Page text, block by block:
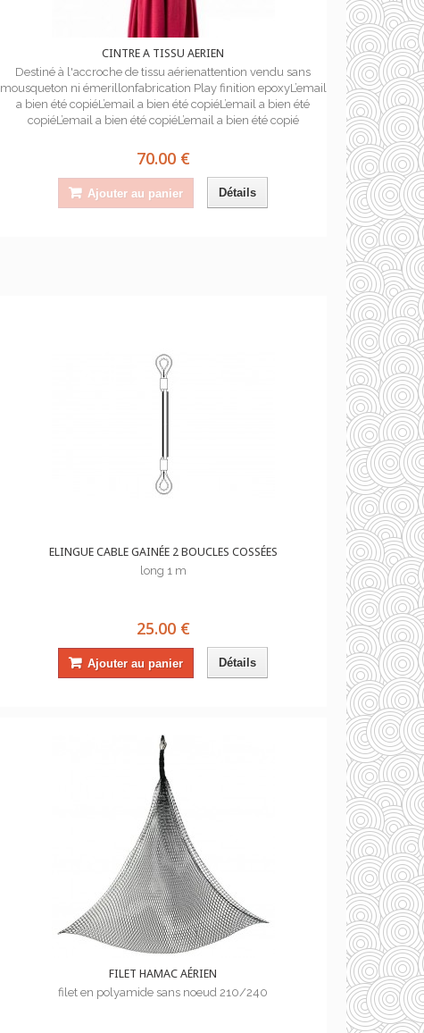
CINTRE A TISSU AERIEN
Destiné à l'accroche de tissu aérienattention vendu sans
mousqueton ni émerillonfabrication Play finition epoxyL’email
a bien été copiéL’email a bien été copiéL’email a bien été
copiéL’email a bien été copiéL’email a bien été copié
70.00 €
Ajouter au panier Détails
ELINGUE CABLE GAINÉE 2 BOUCLES COSSÉES
long 1 m
25.00 €
Ajouter au panier Détails
FILET HAMAC AÉRIEN
filet en polyamide sans noeud 210/240